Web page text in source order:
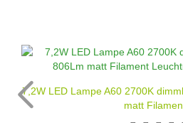
7,2W LED Lampe A60 2700K
matt